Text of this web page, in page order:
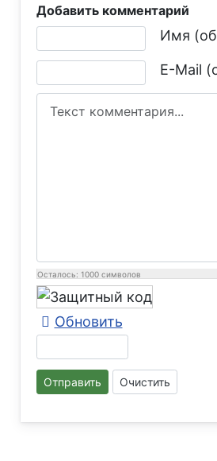
Добавить комментарий
Имя
E-Mail
Текст комментария
Осталось: 1000 символов
Обновить
Отправить Очистить